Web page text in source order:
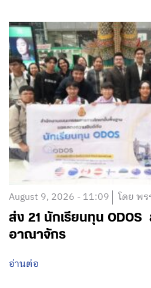
August 9, 2026 - 11:09 โดย พ
ส่ง 21 นักเรียนทุน ODOS
อาณาจักร
อ่านต่อ